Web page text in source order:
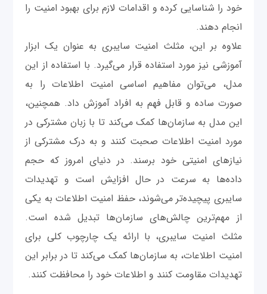
خود را شناسایی کرده و اقدامات لازم برای بهبود امنیت را
انجام دهند.
علاوه بر این، مثلث امنیت سایبری به عنوان یک ابزار
آموزشی نیز مورد استفاده قرار می‌گیرد. با استفاده از این
مدل، می‌توان مفاهیم اساسی امنیت اطلاعات را به
صورت ساده و قابل فهم به افراد آموزش داد. همچنین،
این مدل به سازمان‌ها کمک می‌کند تا با زبان مشترکی در
مورد امنیت اطلاعات صحبت کنند و به درک مشترکی از
نیازهای امنیتی خود برسند. در دنیای امروز که حجم
داده‌ها به سرعت در حال افزایش است و تهدیدات
سایبری پیچیده‌تر می‌شوند، حفظ امنیت اطلاعات به یکی
از مهم‌ترین چالش‌های سازمان‌ها تبدیل شده است.
مثلث امنیت سایبری، با ارائه یک چارچوب کلی برای
امنیت اطلاعات، به سازمان‌ها کمک می‌کند تا در برابر این
تهدیدات مقاومت کنند و اطلاعات خود را محافظت کنند.